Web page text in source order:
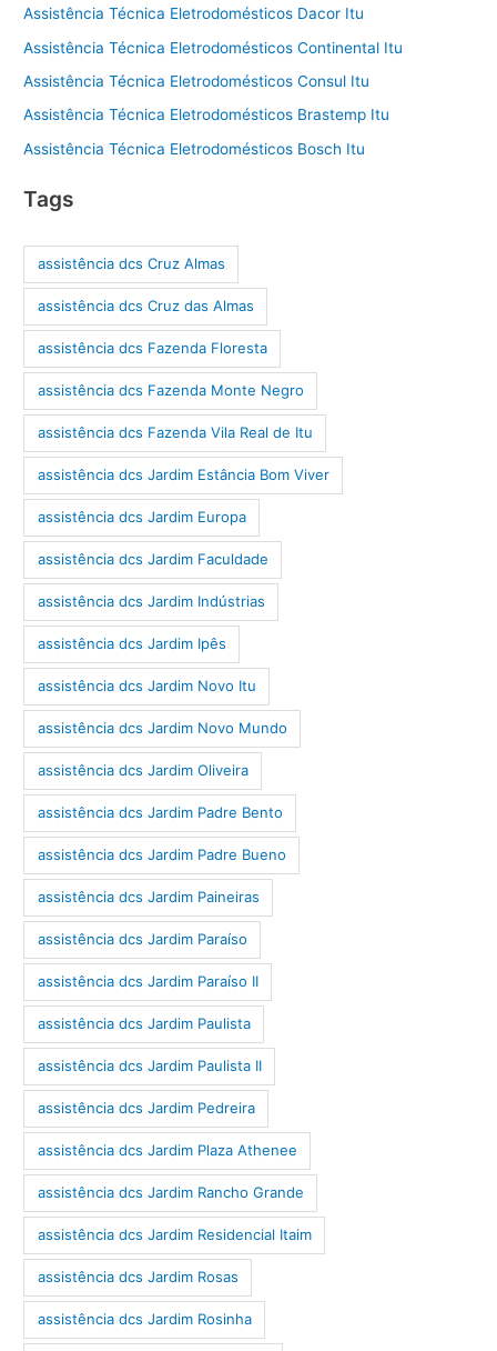
Assistência Técnica Eletrodomésticos Dacor Itu
Assistência Técnica Eletrodomésticos Continental Itu
Assistência Técnica Eletrodomésticos Consul Itu
Assistência Técnica Eletrodomésticos Brastemp Itu
Assistência Técnica Eletrodomésticos Bosch Itu
Tags
assistência dcs Cruz Almas
assistência dcs Cruz das Almas
assistência dcs Fazenda Floresta
assistência dcs Fazenda Monte Negro
assistência dcs Fazenda Vila Real de Itu
assistência dcs Jardim Estância Bom Viver
assistência dcs Jardim Europa
assistência dcs Jardim Faculdade
assistência dcs Jardim Indústrias
assistência dcs Jardim Ipês
assistência dcs Jardim Novo Itu
assistência dcs Jardim Novo Mundo
assistência dcs Jardim Oliveira
assistência dcs Jardim Padre Bento
assistência dcs Jardim Padre Bueno
assistência dcs Jardim Paineiras
assistência dcs Jardim Paraíso
assistência dcs Jardim Paraíso II
assistência dcs Jardim Paulista
assistência dcs Jardim Paulista II
assistência dcs Jardim Pedreira
assistência dcs Jardim Plaza Athenee
assistência dcs Jardim Rancho Grande
assistência dcs Jardim Residencial Itaim
assistência dcs Jardim Rosas
assistência dcs Jardim Rosinha